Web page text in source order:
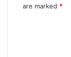
are marked *